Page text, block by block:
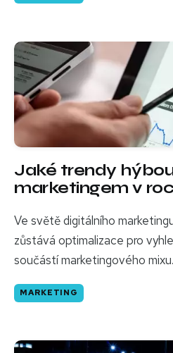
Jaké trendy
marketingem v
Ve světě digitálního
zůstává optimalizace pro
součástí marketingového
MARKETING